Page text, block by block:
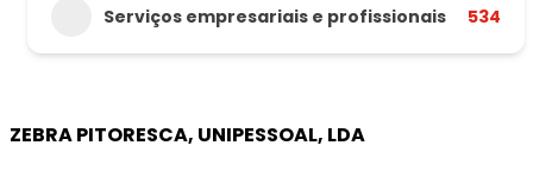
Serviços empresariais e profissionais 534
ZEBRA PITORESCA, UNIPESSOAL, LDA